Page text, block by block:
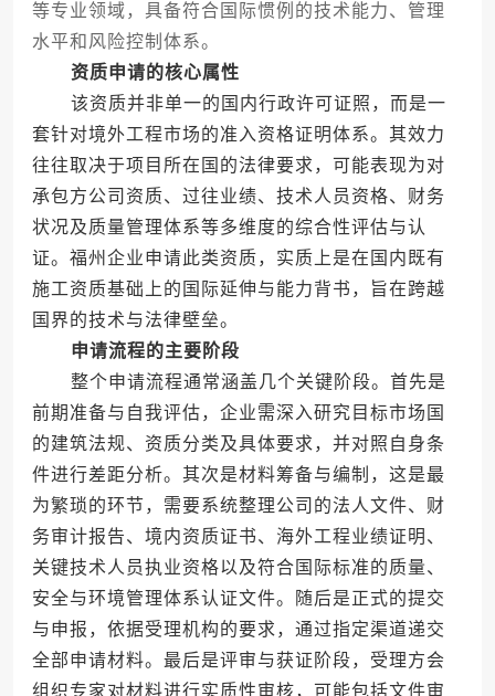
等专业领域，具备符合国际惯例的技术能力、管理
水平和风险控制体系。
资质申请的核心属性
该资质并非单一的国内行政许可证照，而是一
套针对境外工程市场的准入资格证明体系。其效力
往往取决于项目所在国的法律要求，可能表现为对
承包方公司资质、过往业绩、技术人员资格、财务
状况及质量管理体系等多维度的综合性评估与认
证。福州企业申请此类资质，实质上是在国内既有
施工资质基础上的国际延伸与能力背书，旨在跨越
国界的技术与法律壁垒。
申请流程的主要阶段
整个申请流程通常涵盖几个关键阶段。首先是
前期准备与自我评估，企业需深入研究目标市场国
的建筑法规、资质分类及具体要求，并对照自身条
件进行差距分析。其次是材料筹备与编制，这是最
为繁琐的环节，需要系统整理公司的法人文件、财
务审计报告、境内资质证书、海外工程业绩证明、
关键技术人员执业资格以及符合国际标准的质量、
安全与环境管理体系认证文件。随后是正式的提交
与申报，依据受理机构的要求，通过指定渠道递交
全部申请材料。最后是评审与获证阶段，受理方会
组织专家对材料进行实质性审核，可能包括文件审